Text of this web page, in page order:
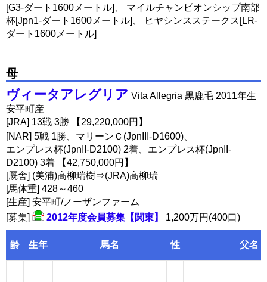
[G3-ダート1600メートル]、 マイルチャンピオンシップ南部
杯[Jpn1-ダート1600メートル]、 ヒヤシンスステークス[LR-
ダート1600メートル]
母
ヴィータアレグリア Vita Allegria 黒鹿毛 2011年生
安平町産
[JRA] 13戦 3勝 【29,220,000円】
[NAR] 5戦 1勝、マリーンＣ(JpnIII-D1600)、
エンプレス杯(JpnII-D2100) 2着、エンプレス杯(JpnII-
D2100) 3着 【42,750,000円】
[厩舎] (美浦)高柳瑞樹⇒(JRA)高柳瑞
[馬体重] 428～460
[生産] 安平町/ノーザンファーム
[募集]
2012年度会員募集【関東】 1,200万円(400口)
齢 生年 馬名 性 父名